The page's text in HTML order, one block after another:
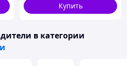
Купить
в категории